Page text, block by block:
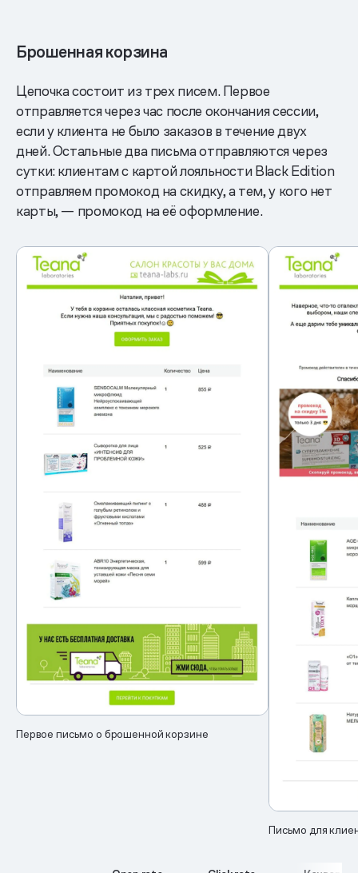
Брошенная корзина
Цепочка состоит из трех писем. Первое
отправляется через час после окончания сессии,
если у клиента не было заказов в течение двух
дней. Остальные два письма отправляются через
сутки: клиентам с картой лояльности Black Edition
отправляем промокод на скидку, а тем, у кого нет
карты, — промокод на её оформление.
Первое письмо о брошенной корзине
Письмо для